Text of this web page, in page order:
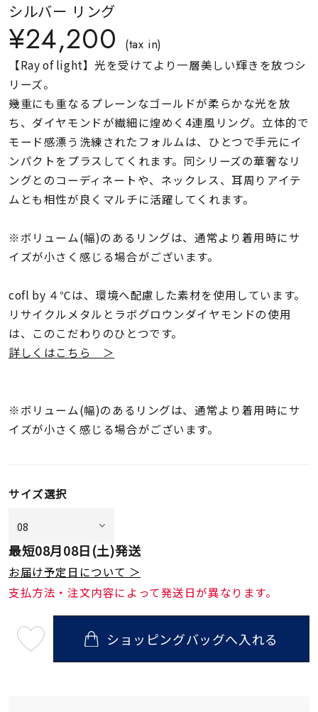
ファッションテイス
ト
着用シーン
コレクション
レディース
リングサイズ
～
メンズ
リングサイズ
～
価格 ¥0
シルバー リング
¥24,200 (tax in)
【Ray of light】光を受けてより一層美しい輝きを放つシ
リーズ。
幾重にも重なるプレーンなゴールドが柔らかな光を放
ち、ダイヤモンドが繊細に煌めく4連風リング。立体的で
モード感漂う洗練されたフォルムは、ひとつで手元にイ
ンパクトをプラスしてくれます。同シリーズの華奢なリ
ングとのコーディネートや、ネックレス、耳周りアイテ
ムとも相性が良くマルチに活躍してくれます。
※ボリューム(幅)のあるリングは、通常より着用時にサ
イズが小さく感じる場合がございます。
cofl by ４℃は、環境へ配慮した素材を使用しています。
リサイクルメタルとラボグロウンダイヤモンドの使用
は、このこだわりのひとつです。
詳しくはこちら ＞
※ボリューム(幅)のあるリングは、通常より着用時にサ
イズが小さく感じる場合がございます。
サイズ選択
最短08月08日(土)発送
お届け予定日について ＞
支払方法・注文内容によって発送日が異なります。
08
ショッピングバッグへ入れる